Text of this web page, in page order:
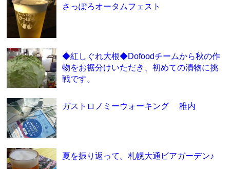
さっぽろオータムフェスト
◆紅しぐれ大根◆Dofoodチームから秋の作
物をお裾分けいただき、初めての漬物に挑
戦です。
ガストロノミーウォーキング 稚内
夏を振り返って。札幌大通ビアガーデン♪